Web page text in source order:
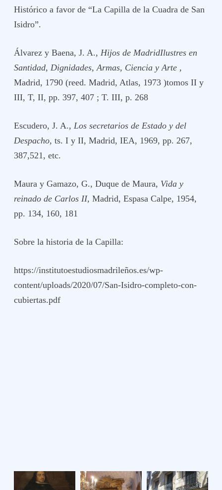
Histórico a favor de “La Capilla de la Cuadra de San
Isidro”.
Álvarez y Baena, J. A.,Hijos de MadridIlustres en
Santidad, Dignidades, Armas, Ciencia y Arte ,
Madrid, 1790 (reed. Madrid, Atlas, 1973 )tomos II y
III, T, II, pp. 397, 407 ; T. III, p. 268
Escudero, J. A.,Los secretarios de Estado y del
Despacho,ts. I y II, Madrid, IEA, 1969, pp. 267,
387,521, etc.
Maura y Gamazo, G., Duque de Maura, Vida y
reinado de Carlos II,Madrid, Espasa Calpe, 1954,
pp. 134, 160, 181
Sobre la historia de la Capilla:
https://institutoestudiosmadrileños.es/wp-
content/uploads/2020/07/San-Isidro-completo-con-
cubiertas.pdf